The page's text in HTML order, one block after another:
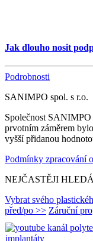
Jak dlouho nosit
Podrobnosti
SANIMPO spol. s r.o.
Společnost SANIMPO
prvotním záměrem
vyšší přidanou
Podmínky zpracování
NEJČASTĚJI
Vybrat svého
před/po >> Záruční